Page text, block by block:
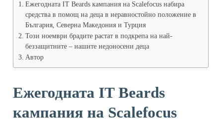
Ежегодната IT Beards кампания на Scalefocus набира
средства в помощ на деца в неравностойно положение в
България, Северна Македония и Турция
Този ноември брадите растат в подкрепа на най-
беззащитните – нашите недоносени деца
Автор
Ежегодната IT Beards
кампания на Scalefocus